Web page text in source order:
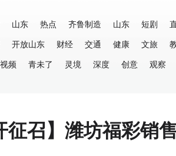
山东 热点 齐鲁制造 山东 短剧
开放山东 财经 交通 健康 文旅
频
青未了 灵境 深度 创意 观察
征召】潍坊福彩销